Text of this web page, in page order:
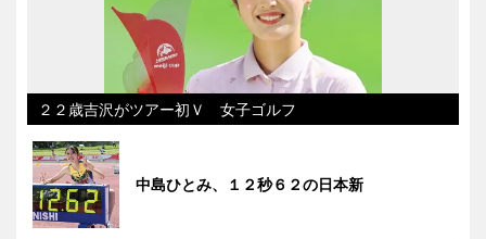
２２歳吉沢がツアー初Ｖ 女子ゴルフ
中島ひとみ、１２秒６２の日本新